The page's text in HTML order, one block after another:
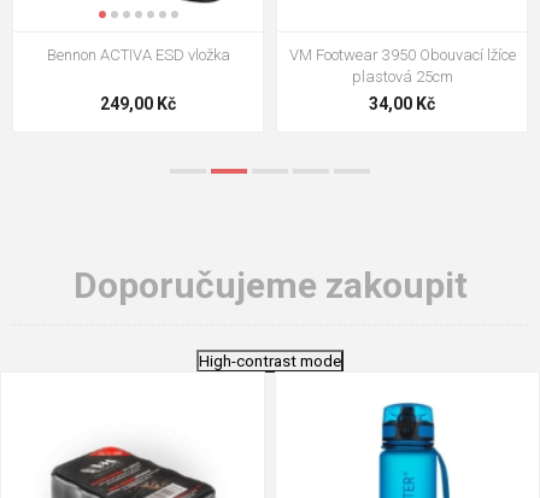
Bennon ACTIVA ESD vložka
249,00 Kč
VM Footwear 3950 Obouvací lžíce
plastová 25cm
34,00 Kč
Doporučujeme zakoupit
High-contrast mode